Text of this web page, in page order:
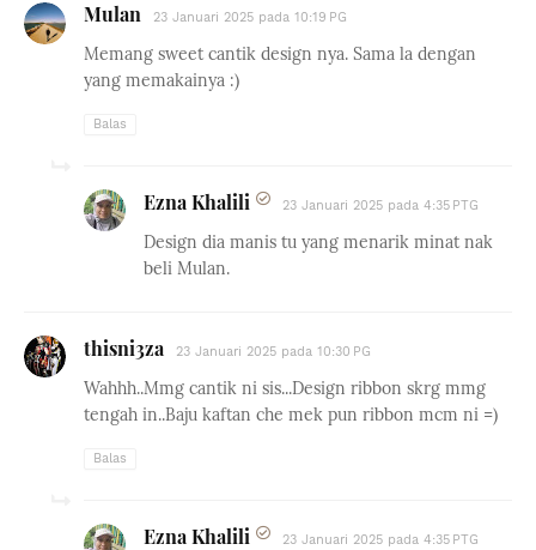
Mulan 23 Januari 2025 pada 10:19 PG
Memang sweet cantik design nya. Sama la dengan
yang memakainya :)
Balas
Ezna Khalili 23 Januari 2025 pada 4:35 PTG
Design dia manis tu yang menarik minat nak
beli Mulan.
thisni3za 23 Januari 2025 pada 10:30 PG
Wahhh..Mmg cantik ni sis...Design ribbon skrg mmg
tengah in..Baju kaftan che mek pun ribbon mcm ni =)
Balas
Ezna Khalili 23 Januari 2025 pada 4:35 PTG